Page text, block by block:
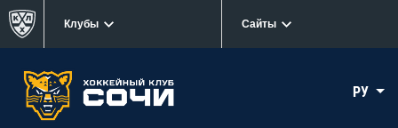
Клубы Сайты
РУ